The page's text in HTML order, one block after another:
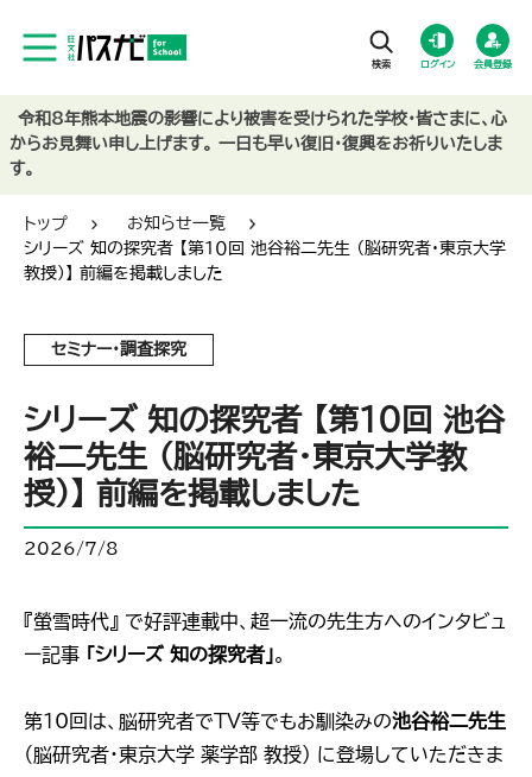
ログイン 会員登録
トップ
お知らせ一覧
シリーズ 知の探究者 【第１０回 池谷裕二先生 （脳研究者・東京大学
教授）】 前編を掲載しました
セミナー・調査探究
シリーズ 知の探究者 【第１０回 池谷
裕二先生 （脳研究者・東京大学教
授）】 前編を掲載しました
2026/7/8
『螢雪時代』 で好評連載中、超一流の先生方へのインタビュ
ー記事
「シリーズ 知の探究者」。
第10回は、脳研究者でTV等でもお馴染みの池谷裕二先生
（脳研究者・東京大学 薬学部 教授） に登場していただきま
令和8年熊本地震の影響により被害を受けられた学校・皆さまに、心
からお見舞い申し上げます。 一日も早い復旧・復興をお祈りいたしま
す。